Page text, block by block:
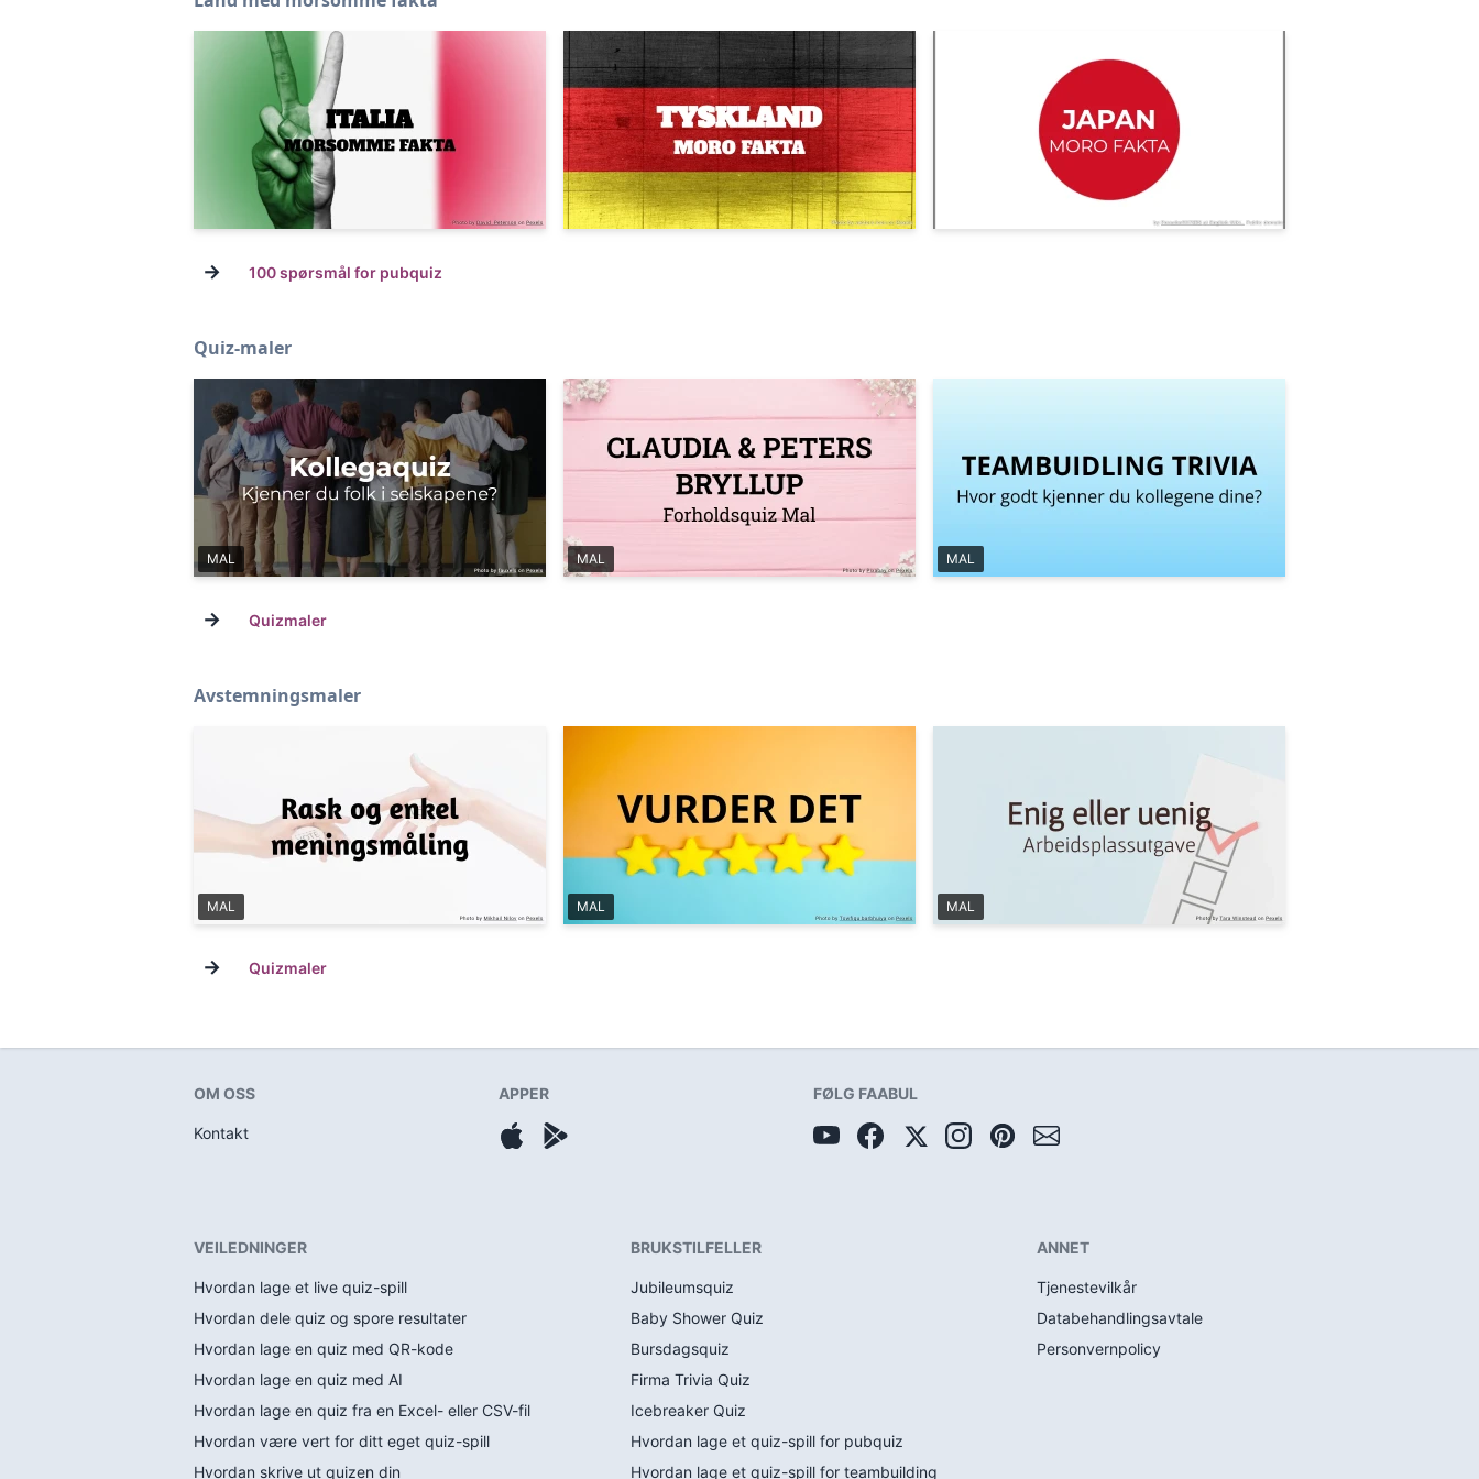
→ 100 spørsmål for pubquiz
Quiz-maler
MAL MAL MAL
→ Quizmaler
Avstemningsmaler
MAL MAL MAL
→ Quizmaler
OM OSS
Kontakt
APPER FØLG FAABUL
VEILEDNINGER
Hvordan lage et live quiz-spill
Hvordan dele quiz og spore resultater
Hvordan lage en quiz med QR-kode
Hvordan lage en quiz med AI
Hvordan lage en quiz fra en Excel- eller CSV-fil
Hvordan være vert for ditt eget quiz-spill
Hvordan skrive ut quizen din
BRUKSTILFELLER
Jubileumsquiz
Baby Shower Quiz
Bursdagsquiz
Firma Trivia Quiz
Icebreaker Quiz
Hvordan lage et quiz-spill for pubquiz
Hvordan lage et quiz-spill for teambuilding
ANNET
Tjenestevilkår
Databehandlingsavtale
Personvernpolicy